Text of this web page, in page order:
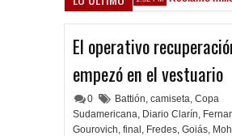
El operativo
empezó en el vestuario
0 Battión, camiseta, Copa
Sudamericana, Diario Clarín,
Gourovich, final , Fredes, Goiás,